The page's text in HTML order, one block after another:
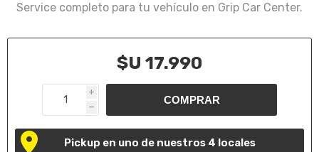
Service completo para tu vehículo en Grip Car Center.
$U 17.990
i
h
Pickup en uno de nuestros 4 locales